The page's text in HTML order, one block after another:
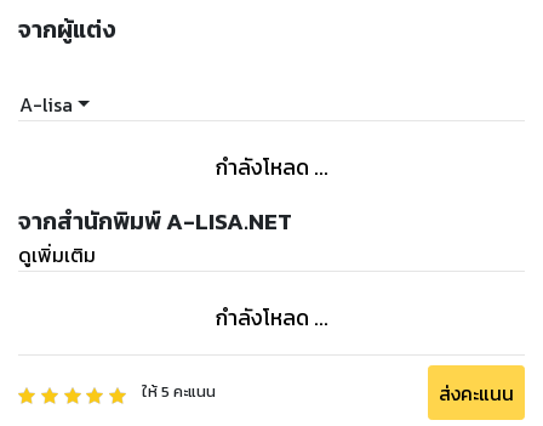
จากผู้แต่ง
A-lisa
กำลังโหลด ...
จากสำนักพิมพ์ A-LISA.NET
ดูเพิ่มเติม
กำลังโหลด ...
ให้5 คะแนน ส่งคะแนน